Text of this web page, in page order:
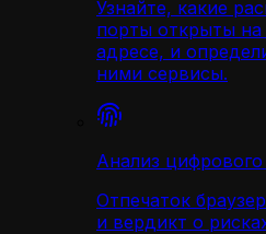
Узнайте, какие
порты открыты
адресе, и
ними сервисы.
Анализ
Отпечаток
и вердикт о